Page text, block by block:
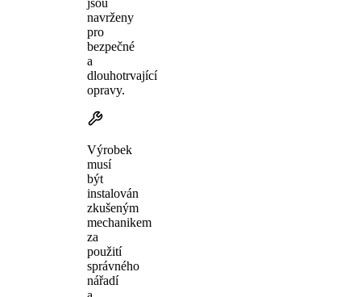
navrženy
pro
bezpečné
a
dlouhotrvající
opravy.
Výrobek
musí
být
instalován
zkušeným
mechanikem
za
použití
správného
nářadí